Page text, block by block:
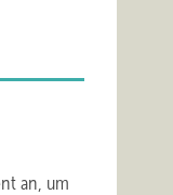
an, um